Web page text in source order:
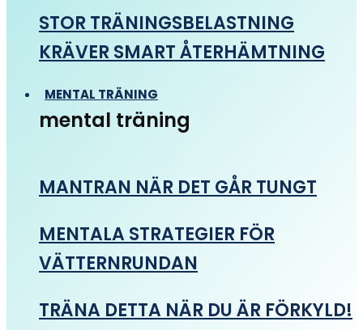
STOR TRÄNINGSBELASTNING
KRÄVER SMART ÅTERHÄMTNING
MENTAL TRÄNING
mental träning
MANTRAN NÄR DET GÅR TUNGT
MENTALA STRATEGIER FÖR
VÄTTERNRUNDAN
TRÄNA DETTA NÄR DU ÄR FÖRKYLD!